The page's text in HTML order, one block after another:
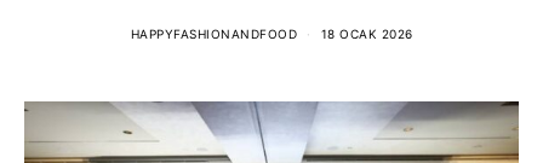
HAPPYFASHIONANDFOOD 18 OCAK 2026